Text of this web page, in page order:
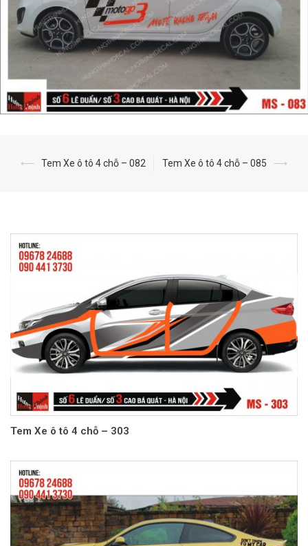
Post
⟵ Tem Xe ô tô 4 chỗ – 082 Tem Xe ô tô 4 chỗ – 085 ⟶
Tem Xe ô tô 4 chỗ – 303